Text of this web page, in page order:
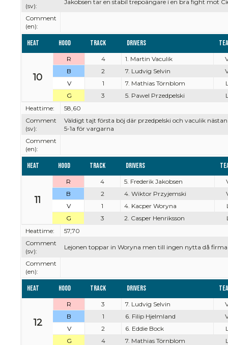
(sv):
Jakobsen tar en stabil trepoängare i en bra fight mot
Comment
(en):
Heat Hood Track Drivers
10
R 4 1. Martin Vaculik
B
2 7. Ludvig Selvin
V
1 7. Mathias Törnblom
G
3 5. Pawel Przedpelski
Heattime:
58,60
Comment
(sv):
Väldigt tajt första böj där przedpelski och vaculik
5-1a för vargarna
Comment
(en):
Heat Hood Track Drivers
11
R 4 5. Frederik Jakobsen
B
2 4. Wiktor Przyjemski
V
1 4. Kacper Woryna
G
3 2. Casper Henriksson
Heattime:
57,70
Comment
(sv):
Lejonen toppar in Woryna men till ingen nytta då firma
Comment
(en):
Heat Hood Track Drivers
12
R 3 7. Ludvig Selvin
B
1 6. Filip Hjelmland
V
2 6. Eddie Bock
G
4 7. Mathias Törnblom